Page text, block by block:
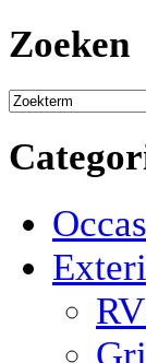
Zoeken